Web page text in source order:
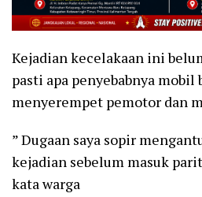
Kejadian kecelakaan ini
pasti apa penyebabnya mobil
menyerempet pemotor dan
” Dugaan saya sopir
kejadian sebelum masuk
kata warga